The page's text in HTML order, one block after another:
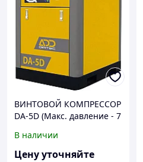
ВИНТОВОЙ КОМПРЕССОР
DA-5D (Макс. давление - 7
В наличии
Цену уточняйте